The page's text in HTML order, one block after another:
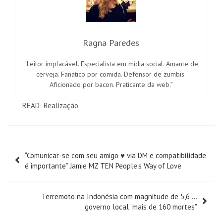
Ragna Paredes
“Leitor implacável. Especialista em mídia social. Amante de
cerveja. Fanático por comida. Defensor de zumbis.
Aficionado por bacon. Praticante da web.”
READ Realização
de
artigos
“Comunicar-se com seu amigo ♥ via DM e compatibilidade
é importante” Jamie MZ TEN People’s Way of Love
Terremoto na Indonésia com magnitude de 5,6 …
governo local “mais de 160 mortes”